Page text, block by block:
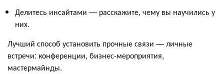
Делитесь инсайтами — расскажите, чему вы научились у
них.
Лучший способ установить прочные связи — личные
встречи: конференции, бизнес-мероприятия,
мастермайнды.